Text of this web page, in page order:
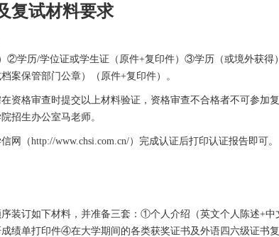
复试材料要求
②学历/学位证或学生证（原件+复印件）③学历（或境外获得
案保管部门公章）（原件+复印件）。
在资格审查时提交以上材料验证，资格审查不合格者不可
招生办公室马老师。
网（http://www.chsi.com.cn/）完成认证后打印认证报告即可。
装订如下材料，并准备三套：①个人介绍（英文个人陈述+
绩单打印件④在大学期间的各类获奖证书及外语四六级证书